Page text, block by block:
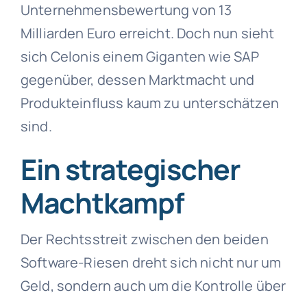
Unternehmensbewertung von 13
Milliarden Euro erreicht. Doch nun sieht
sich Celonis einem Giganten wie SAP
gegenüber, dessen Marktmacht und
Produkteinfluss kaum zu unterschätzen
sind.
Ein strategischer
Machtkampf
Der Rechtsstreit zwischen den beiden
Software-Riesen dreht sich nicht nur um
Geld, sondern auch um die Kontrolle über